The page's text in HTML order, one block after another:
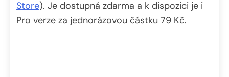
Store). Je dostupná zdarma a k dispozici je i
Pro verze za jednorázovou částku 79 Kč.